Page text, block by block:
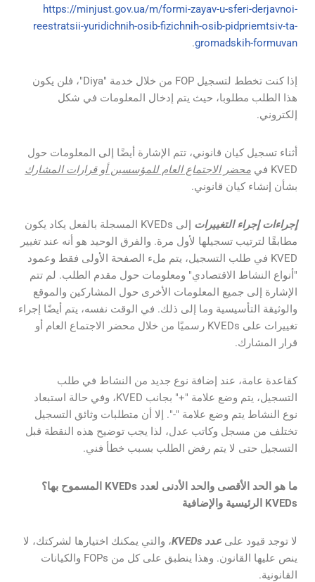
https://minjust.gov.ua/m/formi-zayav-u-sferi-derjavnoi-
reestratsii-yuridichnih-osib-fizichnih-osib-pidpriemtsiv-ta-
gromadskih-formuvan
.
إذا كنت تخطط لتسجيل FOP من خلال خدمة "Diya"، فلن يكون
هذا الطلب مطلوبا، حيث يتم إدخال المعلومات في شكل
إلكتروني.
أثناء تسجيل كيان قانوني، تتم الإشارة أيضًا إلى المعلومات حول
KVED في
محضر الاجتماع العام للمؤسسين أو قرارات المشارك
بشأن إنشاء كيان قانوني.
إجراءات إجراء التغييرات
إلى KVEDs المسجلة بالفعل يكاد يكون
مطابقًا لترتيب تسجيلها لأول مرة. والفرق الوحيد هو أنه عند تغيير
KVED في طلب التسجيل، يتم ملء الصفحة الأولى فقط وعمود
"أنواع النشاط الاقتصادي" ومعلومات حول مقدم الطلب. لم تتم
الإشارة إلى جميع المعلومات الأخرى حول المشاركين والموقع
والوثيقة التأسيسية وما إلى ذلك. في الوقت نفسه، يتم أيضًا إجراء
تغييرات على KVEDs رسميًا من خلال محضر الاجتماع العام أو
قرار المشارك.
كقاعدة عامة، عند إضافة نوع جديد من النشاط في طلب
التسجيل، يتم وضع علامة "+" بجانب KVED، وفي حالة استبعاد
نوع النشاط يتم وضع علامة "-". إلا أن متطلبات وثائق التسجيل
تختلف من مسجل وكاتب عدل، لذا يجب توضيح هذه النقطة قبل
التسجيل حتى لا يتم رفض الطلب بسبب خطأ فني.
ما هو الحد الأقصى والحد الأدنى لعدد KVEDs المسموح بها؟
KVEDs الرئيسية والإضافية
لا توجد قيود على عدد KVEDs
، والتي يمكنك اختيارها لشركتك، لا
ينص عليها القانون. وهذا ينطبق على كل من FOPs والكيانات
القانونية.